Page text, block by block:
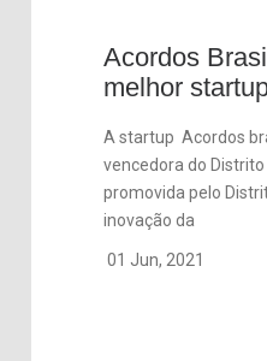
Acordos
melhor
A startup Acordos
vencedora do
promovida pelo
inovação da
01 Jun, 2021